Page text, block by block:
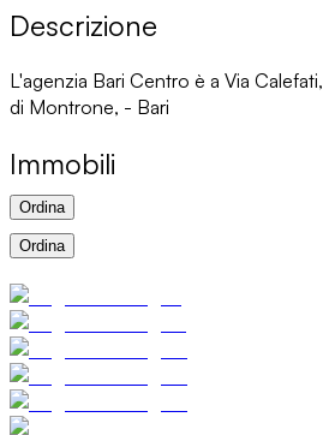
Descrizione
L'agenzia Bari Centro è a Via
di Montrone, - Bari
Immobili
Ordina
Ordina